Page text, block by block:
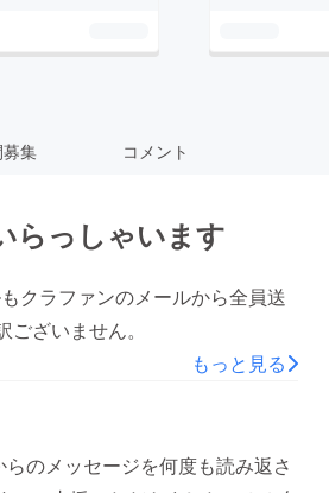
集 コメント
らっしゃいます
クラファンのメールから全員送
ざいません。
もっと見る
のメッセージを何度も読み返さ